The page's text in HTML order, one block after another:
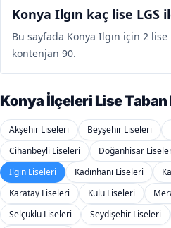
Konya Ilgın kaç lise LGS
Bu sayfada Konya Ilgın için 2
kontenjan 90.
Konya İlçeleri Lise Taban
Akşehir Liseleri Beyşehir Liseleri
Cihanbeyli Liseleri
Doğanhisar
Ilgın Liseleri
Kadınhanı Liseleri
Karatay Liseleri
Kulu Liseleri
Selçuklu Liseleri
Seydişehir Liseleri